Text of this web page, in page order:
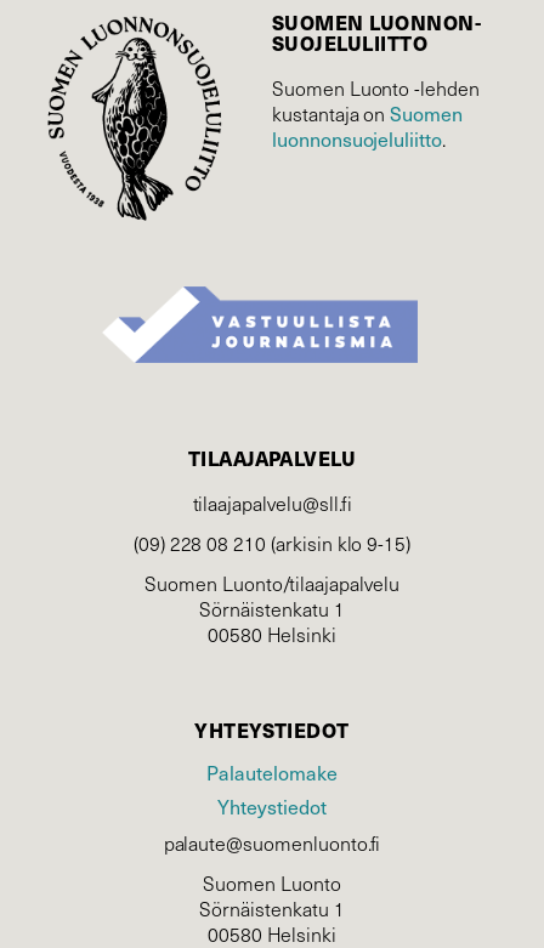
SUOMEN LUONNON­
SUOJELU­LIITTO
Suomen Luonto -lehden
kustantaja onSuomen
luonnonsuojelu­liitto.
TILAAJAPALVELU
tilaajapalvelu@sll.fi
(09) 228 08 210 (arkisin klo 9-15)
Suomen Luonto/tilaajapalvelu
Sörnäistenkatu 1
00580 Helsinki
YHTEYSTIEDOT
Palautelomake
Yhteystiedot
palaute@suomenluonto.fi
Suomen Luonto
Sörnäistenkatu 1
00580 Helsinki